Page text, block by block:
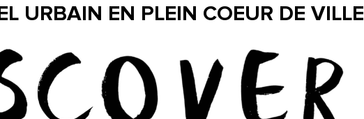
URBAIN EN PLEIN COEUR DE VILLE